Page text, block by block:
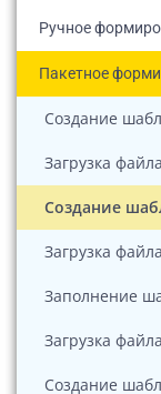
Ручное
Пакетное
Создание
Загрузка
Создание
Загрузка
Заполнение
Загрузка